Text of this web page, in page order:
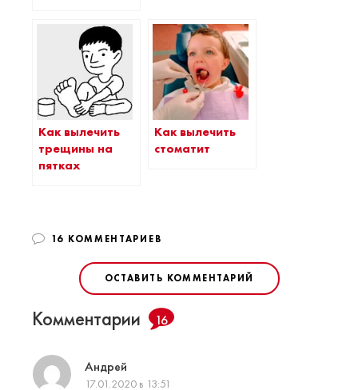
Как вылечить
трещины на
пятках
Как вылечить
стоматит
16 КОММЕНТАРИЕВ
ОСТАВИТЬ КОММЕНТАРИЙ
Комментарии 16
Андрей
17.01.2020 в 13:51